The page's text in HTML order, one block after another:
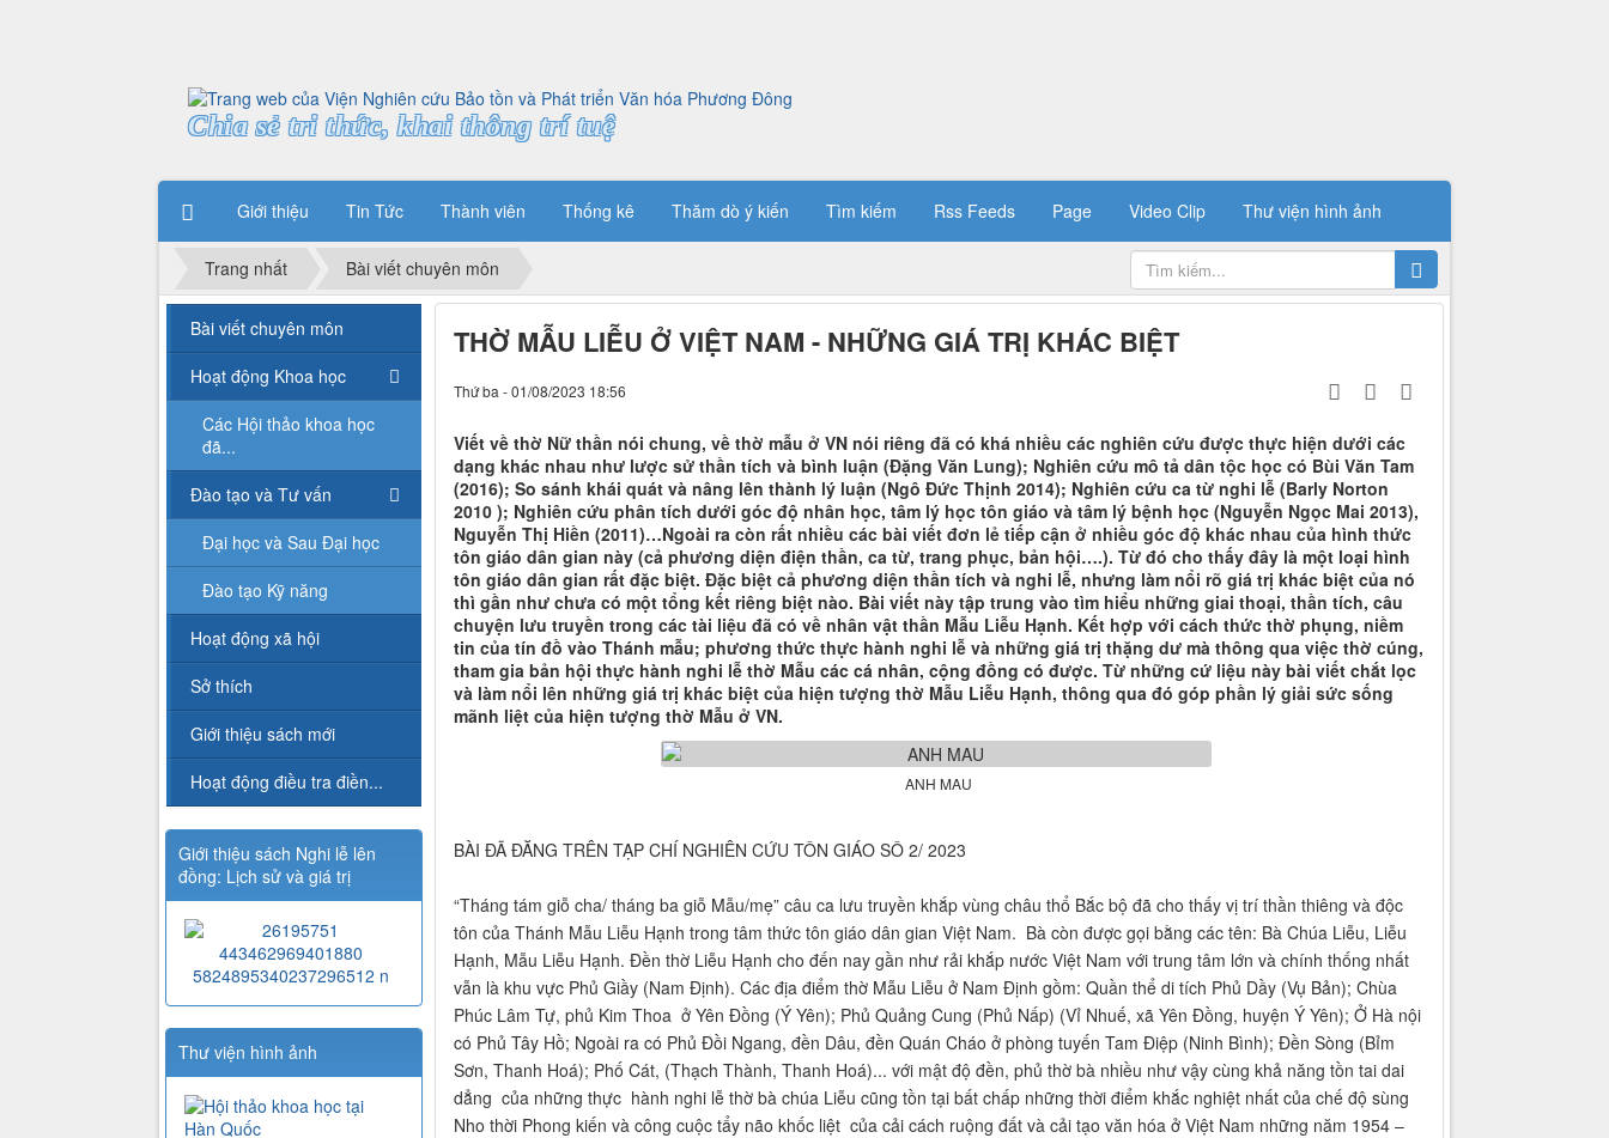
Chia sẻ tri thức, khai thông trí tuệ
Giới thiệu Tin Tức Thành viên Thống kê Thăm dò ý kiến Tìm kiếm Rss Feeds Page Video Clip Thư viện hình ảnh
Trang nhất Bài viết chuyên môn
THỜ MẪU LIỄU Ở VIỆT NAM - NHỮNG GIÁ TRỊ KHÁC BIỆT
Thứ ba - 01/08/2023 18:56
Viết về thờ Nữ thần nói chung, về thờ mẫu ở VN nói riêng đã có khá nhiều các nghiên cứu được thực hiện dưới các
dạng khác nhau như lược sử thần tích và bình luận (Đặng Văn Lung); Nghiên cứu mô tả dân tộc học có Bùi Văn Tam
(2016); So sánh khái quát và nâng lên thành lý luận (Ngô Đức Thịnh 2014); Nghiên cứu ca từ nghi lễ (Barly Norton
2010 ); Nghiên cứu phân tích dưới góc độ nhân học, tâm lý học tôn giáo và tâm lý bệnh học (Nguyễn Ngọc Mai 2013),
Nguyễn Thị Hiền (2011)…Ngoài ra còn rất nhiều các bài viết đơn lẻ tiếp cận ở nhiều góc độ khác nhau của hình thức
tôn giáo dân gian này (cả phương diện điện thần, ca từ, trang phục, bản hội….). Từ đó cho thấy đây là một loại hình
tôn giáo dân gian rất đặc biệt. Đặc biệt cả phương diện thần tích và nghi lễ, nhưng làm nổi rõ giá trị khác biệt của nó
thì gần như chưa có một tổng kết riêng biệt nào. Bài viết này tập trung vào tìm hiểu những giai thoại, thần tích, câu
chuyện lưu truyền trong các tài liệu đã có về nhân vật thần Mẫu Liễu Hạnh. Kết hợp với cách thức thờ phụng, niềm
tin của tín đồ vào Thánh mẫu; phương thức thực hành nghi lễ và những giá trị thặng dư mà thông qua việc thờ cúng,
tham gia bản hội thực hành nghi lễ thờ Mẫu các cá nhân, cộng đồng có được. Từ những cứ liệu này bài viết chắt lọc
và làm nổi lên những giá trị khác biệt của hiện tượng thờ Mẫu Liễu Hạnh, thông qua đó góp phần lý giải sức sống
mãnh liệt của hiện tượng thờ Mẫu ở VN.
ANH MAU
BÀI ĐÃ ĐĂNG TRÊN TẠP CHÍ NGHIÊN CỨU TÔN GIÁO SÔ 2/ 2023
“Tháng tám giỗ cha/ tháng ba giỗ Mẫu/mẹ” câu ca lưu truyền khắp vùng châu thổ Bắc bộ đã cho thấy vị trí thần thiêng và độc
tôn của Thánh Mẫu Liễu Hạnh trong tâm thức tôn giáo dân gian Việt Nam. Bà còn được gọi bằng các tên: Bà Chúa Liễu, Liễu
Hạnh, Mẫu Liễu Hạnh. Đền thờ Liễu Hạnh cho đến nay gần như rải khắp nước Việt Nam với trung tâm lớn và chính thống nhất
vẫn là khu vực Phủ Giầy (Nam Định). Các địa điểm thờ Mẫu Liễu ở Nam Định gồm: Quần thể di tích Phủ Dầy (Vụ Bản); Chùa
Phúc Lâm Tự, phủ Kim Thoa ở Yên Đồng (Ý Yên); Phủ Quảng Cung (Phủ Nấp) (Vỉ Nhuế, xã Yên Đồng, huyện Ý Yên); Ở Hà nội
có Phủ Tây Hồ; Ngoài ra có Phủ Đồi Ngang, đền Dâu, đền Quán Cháo ở phòng tuyến Tam Điệp (Ninh Bình); Đền Sòng (Bỉm
Sơn, Thanh Hoá); Phố Cát, (Thạch Thành, Thanh Hoá)... với mật độ đền, phủ thờ bà nhiều như vậy cùng khả năng tồn tai dai
dẳng của những thực hành nghi lễ thờ bà chúa Liễu cũng tồn tại bất chấp những thời điểm khắc nghiệt nhất của chế độ sùng
Nho thời Phong kiến và công cuộc tẩy não khốc liệt của cải cách ruộng đất và cải tạo văn hóa ở Việt Nam những năm 1954 –
Bài viết chuyên môn
Hoạt động Khoa học
Các Hội thảo khoa học
đã...
Đào tạo và Tư vấn
Đại học và Sau Đại học
Đào tạo Kỹ năng
Hoạt động xã hội
Sở thích
Giới thiệu sách mới
Hoạt động điều tra điền...
Giới thiệu sách Nghi lễ lên
đồng: Lịch sử và giá trị
Thư viện hình ảnh